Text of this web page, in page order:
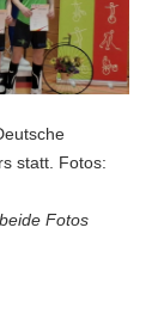
statt. Fotos:
Fotos